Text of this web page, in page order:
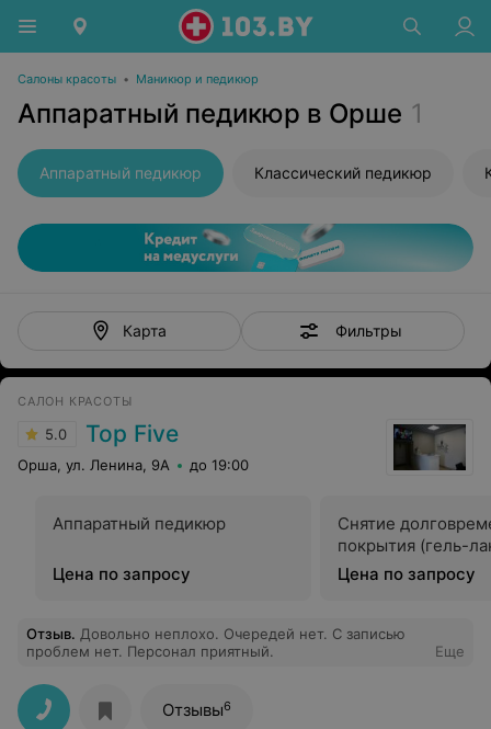
Салоны красоты • Маникюр и педикюр
Аппаратный педикюр в Орше 1
Аппаратный педикюр Классический педикюр
Карта Фильтры
САЛОН КРАСОТЫ
5.0 Top Five
Орша, ул. Ленина, 9А до 19:00
Аппаратный педикюр
Цена по запросу
Снятие
покрытия (гель-
Цена по запросу
Отзыв. Довольно неплохо. Очередей нет. С записью
проблем нет. Персонал приятный.
Еще
Отзывы6